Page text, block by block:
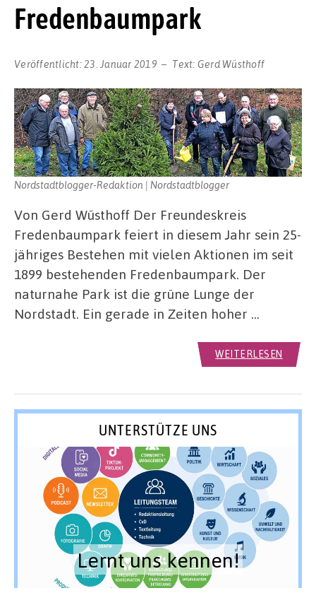
Fredenbaumpark
Veröffentlicht:23. Januar 2019 Text: Gerd Wüsthoff
Nordstadtblogger-Redaktion | Nordstadtblogger
Von Gerd Wüsthoff Der Freundeskreis
Fredenbaumpark feiert in diesem Jahr sein 25-
jähriges Bestehen mit vielen Aktionen im seit
1899 bestehenden Fredenbaumpark. Der
naturnahe Park ist die grüne Lunge der
Nordstadt. Ein gerade in Zeiten hoher …
WEITERLESEN
UNTERSTÜTZE UNS
Lernt uns kennen!